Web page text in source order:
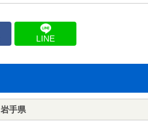
LINE
岩手県